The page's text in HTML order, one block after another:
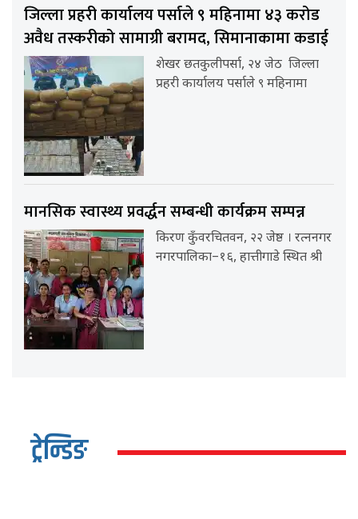
जिल्ला प्रहरी कार्यालय पर्साले ९ महिनामा ४३ करोड
अवैध तस्करीको सामाग्री बरामद, सिमानाकामा कडाई
शेखर छतकुलीपर्सा, २४ जेठ जिल्ला
प्रहरी कार्यालय पर्साले ९ महिनामा
मानसिक स्वास्थ्य प्रवर्द्धन सम्बन्धी कार्यक्रम सम्पन्न
किरण कुँवरचितवन, २२ जेष्ठ । रत्ननगर
नगरपालिका–१६, हात्तीगाडे स्थित श्री
ट्रेन्डिङ